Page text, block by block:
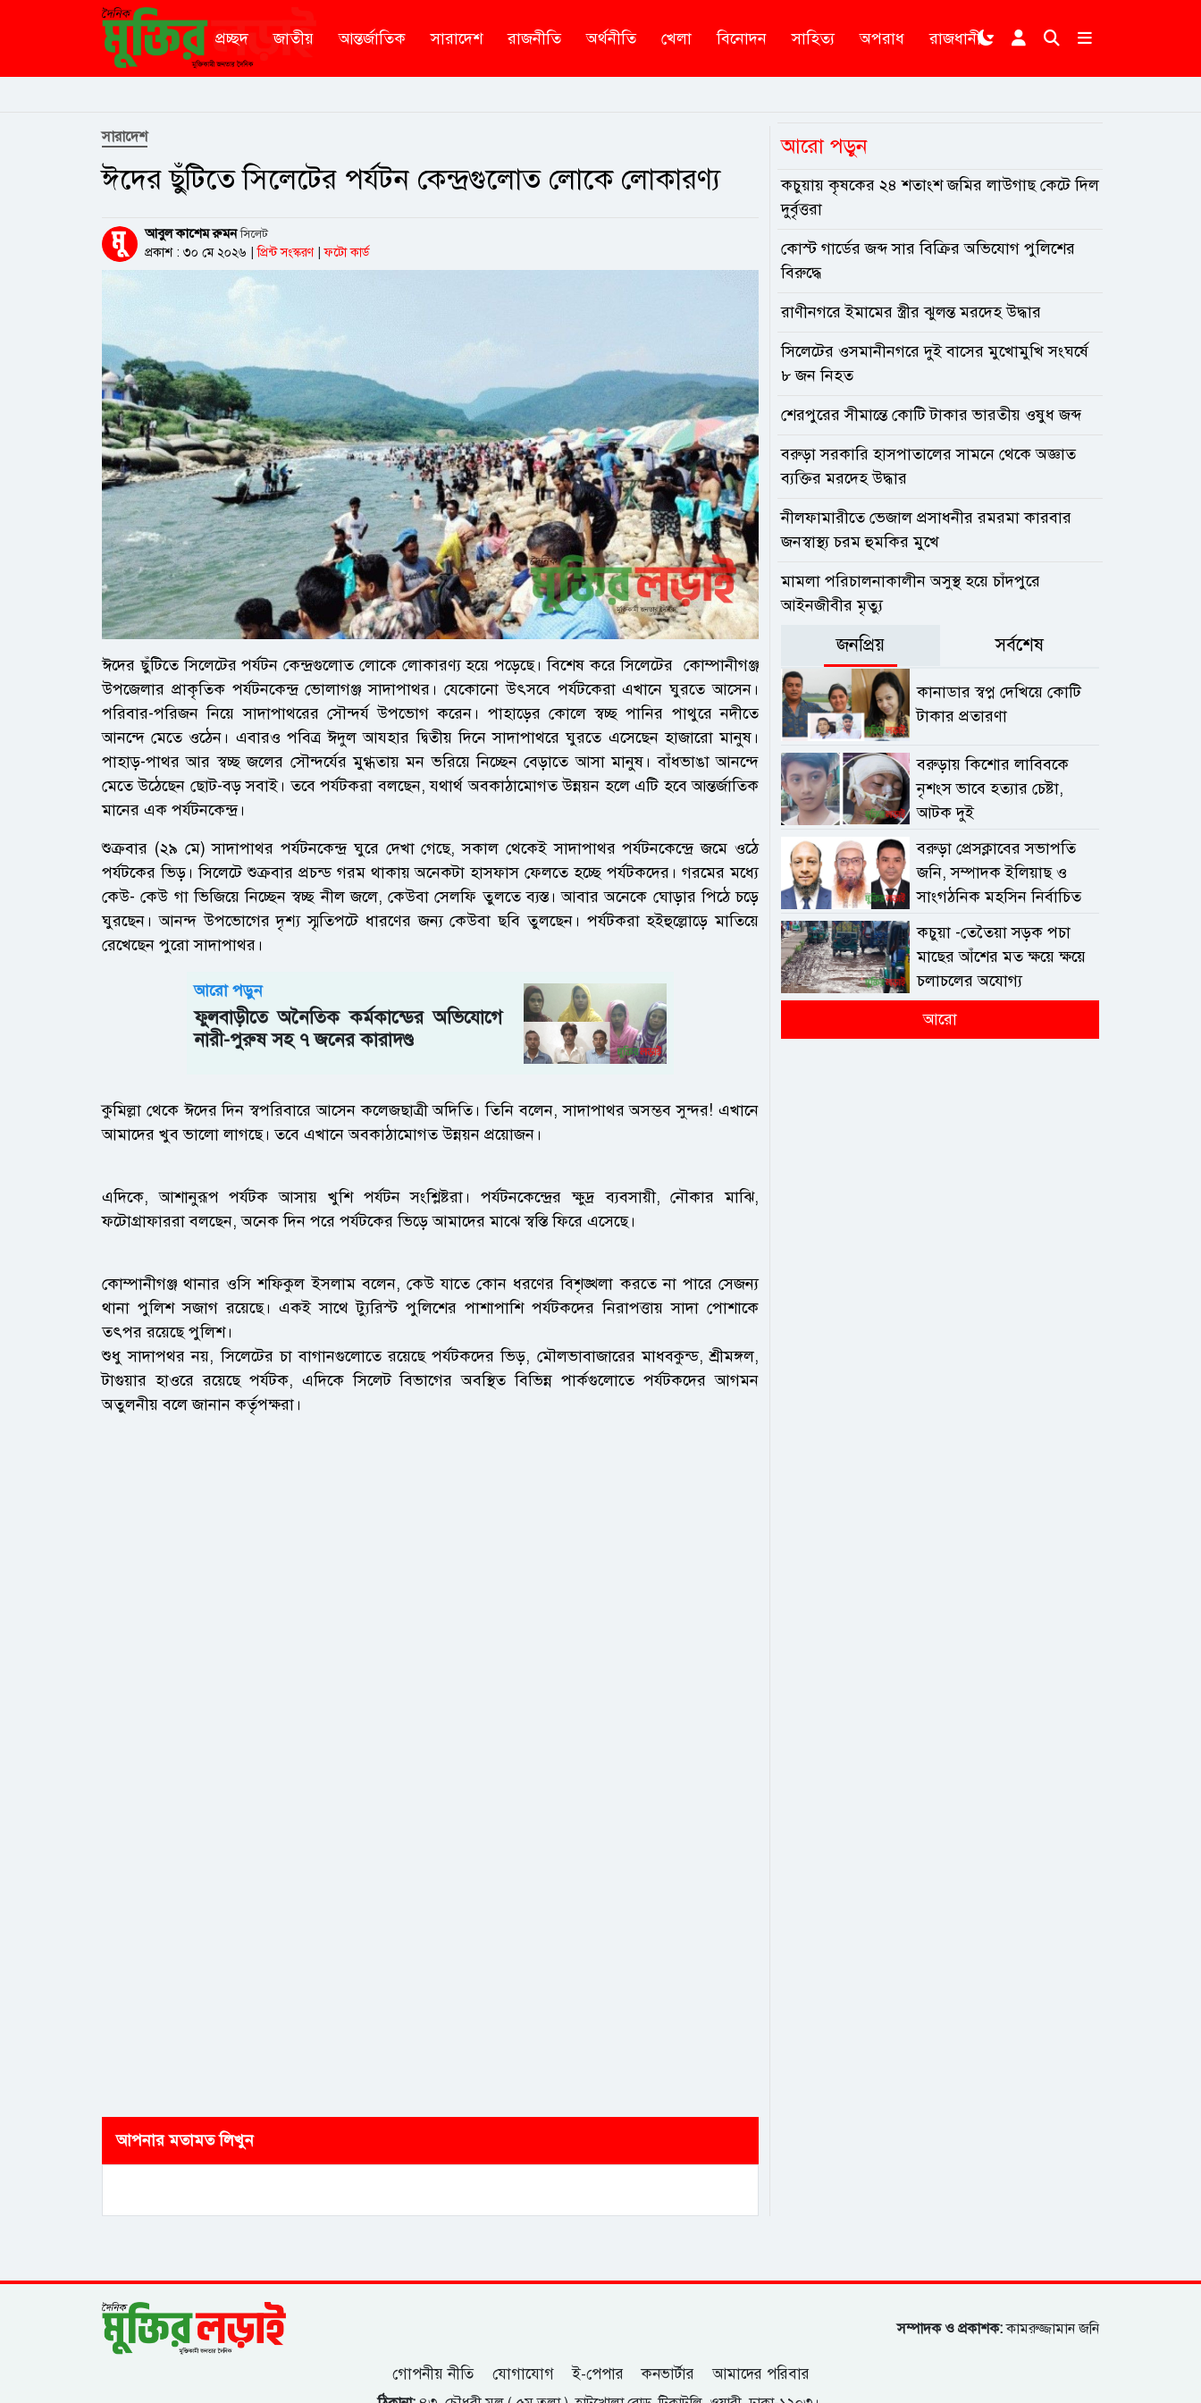
প্রচ্ছদ জাতীয় আন্তর্জাতিক সারাদেশ রাজনীতি অর্থনীতি খেলা বিনোদন সাহিত্য অপরাধ রাজধানী
সারাদেশ
ঈদের ছুঁটিতে সিলেটের পর্যটন কেন্দ্রগুলোত লোকে লোকারণ্য
আবুল কাশেম রুমনসিলেট
প্রকাশ : ৩০ মে ২০২৬
প্রিন্ট সংস্করণ ফটো কার্ড
ঈদের ছুঁটিতে সিলেটের পর্যটন কেন্দ্রগুলোত লোকে লোকারণ্য হয়ে পড়েছে। বিশেষ করে সিলেটের কোম্পানীগঞ্জ
উপজেলার প্রাকৃতিক পর্যটনকেন্দ্র ভোলাগঞ্জ সাদাপাথর। যেকোনো উৎসবে পর্যটকেরা এখানে ঘুরতে আসেন।
পরিবার-পরিজন নিয়ে সাদাপাথরের সৌন্দর্য উপভোগ করেন। পাহাড়ের কোলে স্বচ্ছ পানির পাথুরে নদীতে
আনন্দে মেতে ওঠেন। এবারও পবিত্র ঈদুল আযহার দ্বিতীয় দিনে সাদাপাথরে ঘুরতে এসেছেন হাজারো মানুষ।
পাহাড়-পাথর আর স্বচ্ছ জলের সৌন্দর্যের মুগ্ধতায় মন ভরিয়ে নিচ্ছেন বেড়াতে আসা মানুষ। বাঁধভাঙা আনন্দে
মেতে উঠেছেন ছোট-বড় সবাই। তবে পর্যটকরা বলছেন, যথার্থ অবকাঠামোগত উন্নয়ন হলে এটি হবে আন্তর্জাতিক
মানের এক পর্যটনকেন্দ্র।
শুক্রবার (২৯ মে) সাদাপাথর পর্যটনকেন্দ্র ঘুরে দেখা গেছে, সকাল থেকেই সাদাপাথর পর্যটনকেন্দ্রে জমে ওঠে
পর্যটকের ভিড়। সিলেটে শুক্রবার প্রচন্ড গরম থাকায় অনেকটা হাসফাস ফেলতে হচ্ছে পর্যটকদের। গরমের মধ্যে
কেউ- কেউ গা ভিজিয়ে নিচ্ছেন স্বচ্ছ নীল জলে, কেউবা সেলফি তুলতে ব্যস্ত। আবার অনেকে ঘোড়ার পিঠে চড়ে
ঘুরছেন। আনন্দ উপভোগের দৃশ্য স্মৃতিপটে ধারণের জন্য কেউবা ছবি তুলছেন। পর্যটকরা হইহুল্লোড়ে মাতিয়ে
রেখেছেন পুরো সাদাপাথর।
আরো পড়ুন
ফুলবাড়ীতে অনৈতিক কর্মকান্ডের অভিযোগে
নারী-পুরুষ সহ ৭ জনের কারাদণ্ড
কুমিল্লা থেকে ঈদের দিন স্বপরিবারে আসেন কলেজছাত্রী অদিতি। তিনি বলেন, সাদাপাথর অসম্ভব সুন্দর! এখানে
আমাদের খুব ভালো লাগছে। তবে এখানে অবকাঠামোগত উন্নয়ন প্রয়োজন।
এদিকে, আশানুরূপ পর্যটক আসায় খুশি পর্যটন সংশ্লিষ্টরা। পর্যটনকেন্দ্রের ক্ষুদ্র ব্যবসায়ী, নৌকার মাঝি,
ফটোগ্রাফাররা বলছেন, অনেক দিন পরে পর্যটকের ভিড়ে আমাদের মাঝে স্বস্তি ফিরে এসেছে।
কোম্পানীগঞ্জ থানার ওসি শফিকুল ইসলাম বলেন, কেউ যাতে কোন ধরণের বিশৃঙ্খলা করতে না পারে সেজন্য
থানা পুলিশ সজাগ রয়েছে। একই সাথে ট্যুরিস্ট পুলিশের পাশাপাশি পর্যটকদের নিরাপত্তায় সাদা পোশাকে
তৎপর রয়েছে পুলিশ।
শুধু সাদাপথর নয়, সিলেটের চা বাগানগুলোতে রয়েছে পর্যটকদের ভিড়, মৌলভাবাজারের মাধবকুন্ড, শ্রীমঙ্গল,
টাগুয়ার হাওরে রয়েছে পর্যটক, এদিকে সিলেট বিভাগের অবস্থিত বিভিন্ন পার্কগুলোতে পর্যটকদের আগমন
অতুলনীয় বলে জানান কর্তৃপক্ষরা।
আপনার মতামত লিখুন
আরো পড়ুন
কচুয়ায় কৃষকের ২৪ শতাংশ জমির লাউগাছ কেটে দিল
দুর্বৃত্তরা
কোস্ট গার্ডের জব্দ সার বিক্রির অভিযোগ পুলিশের
বিরুদ্ধে
রাণীনগরে ইমামের স্ত্রীর ঝুলন্ত মরদেহ উদ্ধার
সিলেটের ওসমানীনগরে দুই বাসের মুখোমুখি সংঘর্ষে
৮ জন নিহত
শেরপুরের সীমান্তে কোটি টাকার ভারতীয় ওষুধ জব্দ
বরুড়া সরকারি হাসপাতালের সামনে থেকে অজ্ঞাত
ব্যক্তির মরদেহ উদ্ধার
নীলফামারীতে ভেজাল প্রসাধনীর রমরমা কারবার
জনস্বাস্থ্য চরম হুমকির মুখে
মামলা পরিচালনাকালীন অসুস্থ হয়ে চাঁদপুরে
আইনজীবীর মৃত্যু
জনপ্রিয় সর্বশেষ
কানাডার স্বপ্ন দেখিয়ে কোটি
টাকার প্রতারণা
বরুড়ায় কিশোর লাবিবকে
নৃশংস ভাবে হত্যার চেষ্টা,
আটক দুই
বরুড়া প্রেসক্লাবের সভাপতি
জনি, সম্পাদক ইলিয়াছ ও
সাংগঠনিক মহসিন নির্বাচিত
কচুয়া -তেতৈয়া সড়ক পচা
মাছের আঁশের মত ক্ষয়ে ক্ষয়ে
চলাচলের অযোগ্য
আরো
সম্পাদক ও প্রকাশক:কামরুজ্জামান জনি
গোপনীয় নীতি যোগাযোগ ই-পেপার কনভার্টার আমাদের পরিবার